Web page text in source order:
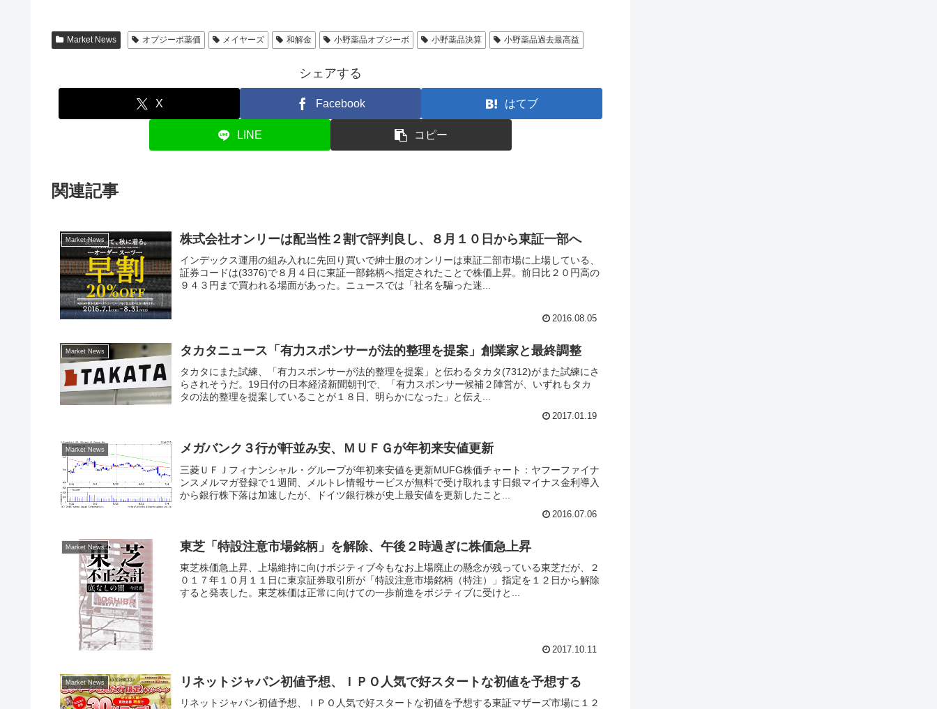
Market News オプジーボ薬価 メイヤーズ 和解金 小野薬品オプジーボ 小野薬品決算 小野薬品過去最高益
シェアする
X Facebook はてブ
LINE コピー
関連記事
Market News 株式会社オンリーは配当性２割で評判良し、８月１０日から東証一部へ
インデックス運用の組み入れに先回り買いで紳士服のオンリーは東証二部市場に上場している、
証券コードは(3376)で８月４日に東証一部銘柄へ指定されたことで株価上昇。前日比２０円高の
９４３円まで買われる場面があった。ニュースでは「社名を騙った迷...
2016.08.05
Market News タカタニュース「有力スポンサーが法的整理を提案」創業家と最終調整
タカタにまた試練、「有力スポンサーが法的整理を提案」と伝わるタカタ(7312)がまた試練にさ
らされそうだ。19日付の日本経済新聞朝刊で、「有力スポンサー候補２陣営が、いずれもタカ
タの法的整理を提案していることが１８日、明らかになった」と伝え...
2017.01.19
Market News メガバンク３行が軒並み安、ＭＵＦＧが年初来安値更新
三菱ＵＦＪフィナンシャル・グループが年初来安値を更新MUFG株価チャート：ヤフーファイナ
ンスメルマガ登録で１週間、メルトレ情報サービスが無料で受け取れます日銀マイナス金利導入
から銀行株下落は加速したが、ドイツ銀行株が史上最安値を更新したこと...
2016.07.06
Market News 東芝「特設注意市場銘柄」を解除、午後２時過ぎに株価急上昇
東芝株価急上昇、上場維持に向けポジティブ今もなお上場廃止の懸念が残っている東芝だが、２
０１７年１０月１１日に東京証券取引所が「特設注意市場銘柄（特注）」指定を１２日から解除
すると発表した。東芝株価は正常に向けての一歩前進をポジティブに受けと...
2017.10.11
Market News リネットジャパン初値予想、ＩＰＯ人気で好スタートな初値を予想する
リネットジャパン初値予想、ＩＰＯ人気で好スタートな初値を予想する東証マザーズ市場に１２